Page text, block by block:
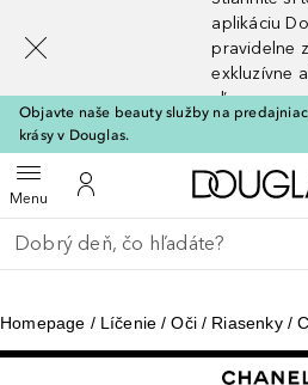
aplikáciu
pravidelne
exkluzívne
zľavy
Objavte naše beauty služby na
krásy v Douglas.
MenuOtvoriť menuDo môjho účtu
Choď späť
Vykonajte vyhľadávanie
Homepage Líčenie Oči Riasenky
[navigation.slideout.screenreader]